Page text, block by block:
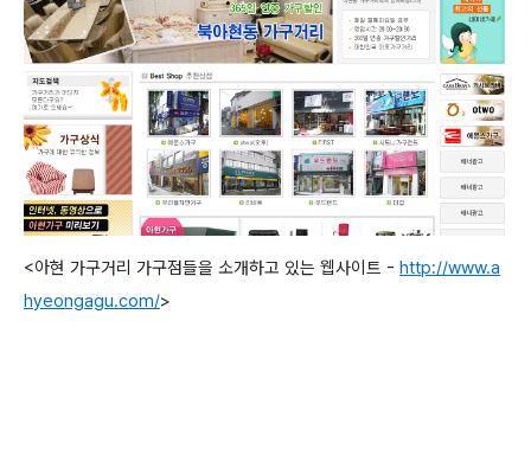
<아현 가구거리 가구점들을 소개하고 있는 웹사이트 - http://www.a
hyeongagu.com/>